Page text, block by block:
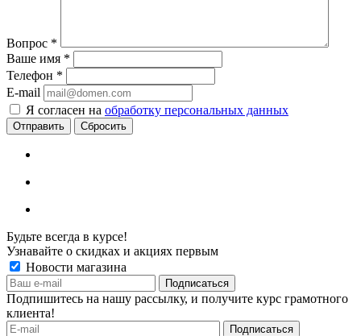
Вопрос *
Ваше имя *
Телефон *
E-mail
Я согласен на обработку персональных данных
Сбросить
Будьте всегда в курсе!
Узнавайте о скидках и акциях первым
Новости магазина
Подпишитесь на нашу рассылку, и получите курс грамотного
клиента!